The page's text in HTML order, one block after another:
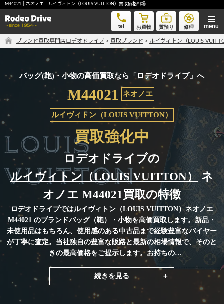
M44021｜ネオノエ｜ルイヴィトン（LOUIS VUITTON）買取価格相場
tel お買物 質預り 修理
M44021｜ネオノエ｜ルイヴィトン（LOUIS VUITTON）買取価格相場
気軽に買取価格を知りたい方におすすめ
無料LINE査定
ご自宅にいながら品物を売りたい方へ
宅配買取申込
手間なく安全に売りたい方へ
出張買取申込
初めての方へ
買取サービスのご案内
買取ブランド
ブランド買取専門店ロデオドライブ > 買取ブランド > ルイヴィトン（LOUIS
バッグ(鞄)・小物の高価買取なら「ロデオドライブ」へ
M44021 ネオノエ
ルイヴィトン（LOUIS VUITTON）
買取強化中
ロデオドライブの
ルイヴィトン（LOUIS VUITTON） ネ
オノエ M44021買取の特徴
ロデオドライブではルイヴィトン（LOUIS VUITTON）ネオノエ
M44021 のブランドバッグ（鞄）・小物を高価買取します。新品・
未使用品はもちろん、使用感のある中古品まで経験豊富なバイヤー
が丁寧に査定。当社独自の豊富な販路と最新の相場情報で、そのと
きの最高価格をご提示します。お持ちの
ルイヴィトン（LOUIS VUITTON）
ネオノエがあればぜひ当社をご
利用ください。
続きを見る